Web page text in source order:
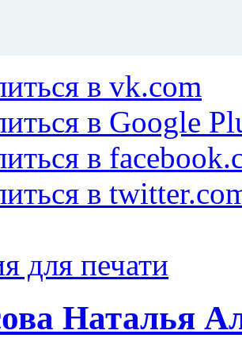
в vk.com
в Google
в
в
для печати
Наталья